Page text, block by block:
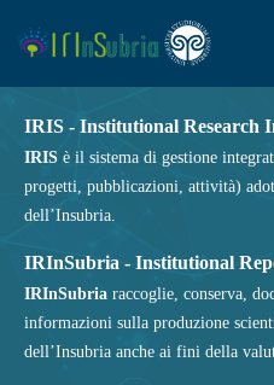
IRIS - Institutional Research
IRIS è il sistema di gestione
progetti, pubblicazioni, attività)
dell’Insubria.
IRInSubria - Institutional
IRInSubria raccoglie, conserva,
informazioni sulla produzione
dell’Insubria anche ai fini della